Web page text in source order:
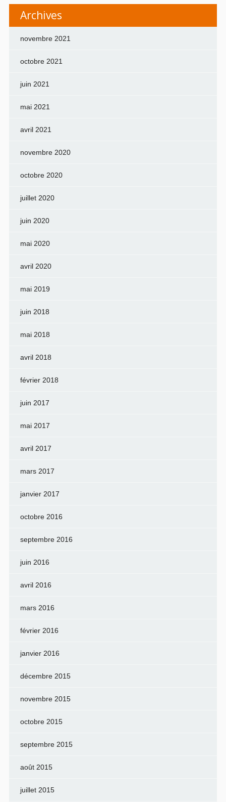
Archives
novembre 2021
octobre 2021
juin 2021
mai 2021
avril 2021
novembre 2020
octobre 2020
juillet 2020
juin 2020
mai 2020
avril 2020
mai 2019
juin 2018
mai 2018
avril 2018
février 2018
juin 2017
mai 2017
avril 2017
mars 2017
janvier 2017
octobre 2016
septembre 2016
juin 2016
avril 2016
mars 2016
février 2016
janvier 2016
décembre 2015
novembre 2015
octobre 2015
septembre 2015
août 2015
juillet 2015